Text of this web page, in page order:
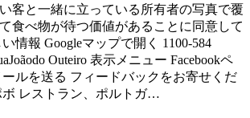
客と一緒に立っている所有者の写真で覆
食べ物が待つ価値があることに同意して
情報 Googleマップで開く 1100-584
Outeiro 表示メニュー Facebookペ
ルを送る フィードバックをお寄せくだ
ボ レストラン、ポルトガ…